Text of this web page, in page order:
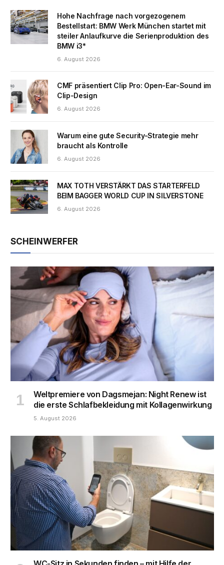
Hohe Nachfrage nach vorgezogenem
Bestellstart: BMW Werk München startet mit
steiler Anlaufkurve die Serienproduktion des
BMW i3*
6. August 2026
CMF präsentiert Clip Pro: Open-Ear-Sound im
Clip-Design
6. August 2026
Warum eine gute Security-Strategie mehr
braucht als Kontrolle
6. August 2026
MAX TOTH VERSTÄRKT DAS STARTERFELD
BEIM BAGGER WORLD CUP IN SILVERSTONE
6. August 2026
SCHEINWERFER
Weltpremiere von Dagsmejan: Night Renew ist
die erste Schlafbekleidung mit Kollagenwirkung
5. August 2026